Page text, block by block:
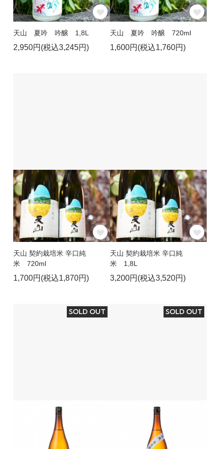
天山 夏吟 吟醸 1,8L
2,950円(税込3,245円)
天山 夏吟 吟醸 720ml
1,600円(税込1,760円)
天山 契約栽培米 辛口純
米 720ml
1,700円(税込1,870円)
天山 契約栽培米 辛口純
米 1,8L
3,200円(税込3,520円)
SOLD OUT SOLD OUT